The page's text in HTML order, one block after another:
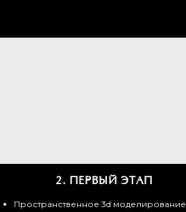
2. ПЕРВЫЙ ЭТАП
Пространственное 3d моделирование